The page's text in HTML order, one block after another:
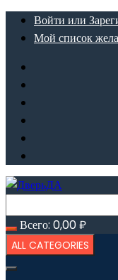
ПерейтиВойти или
Мой список
Всего: 0,00₽
ALL CATEGORIES